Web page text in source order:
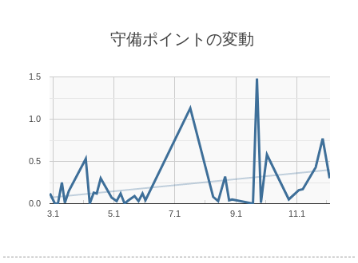
守備ポイントの変動
3.1 5.1 7.1 9.1 11.1
0.0
0.5
1.0
1.5